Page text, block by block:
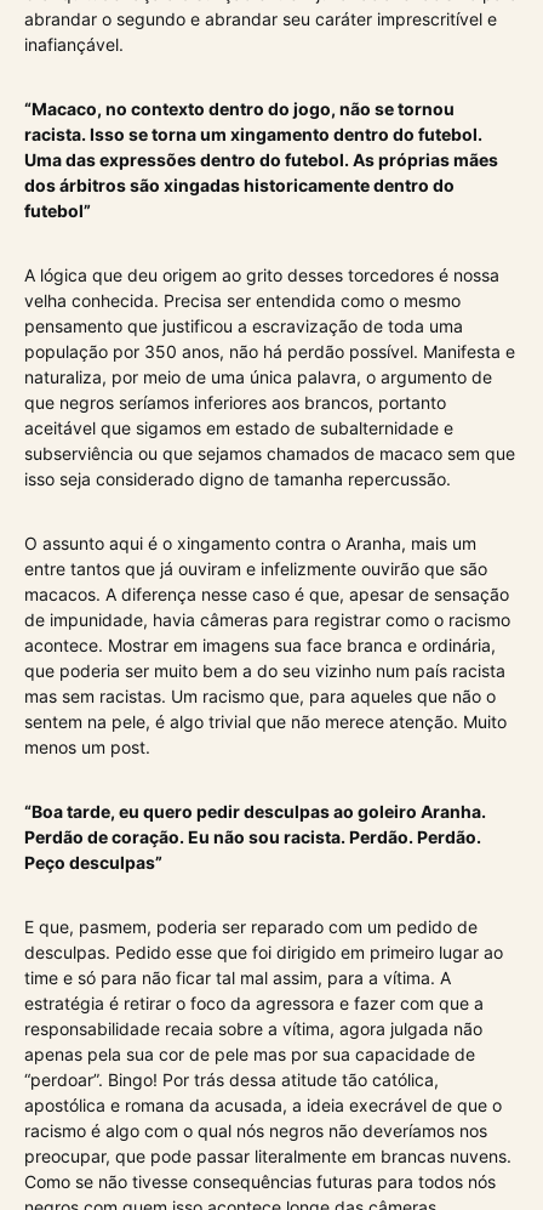
abrandar o segundo e abrandar seu caráter imprescritível e
inafiançável.
“Macaco, no contexto dentro do jogo, não se tornou
racista. Isso se torna um xingamento dentro do futebol.
Uma das expressões dentro do futebol. As próprias mães
dos árbitros são xingadas historicamente dentro do
futebol”
A lógica que deu origem ao grito desses torcedores é nossa
velha conhecida. Precisa ser entendida como o mesmo
pensamento que justificou a escravização de toda uma
população por 350 anos, não há perdão possível. Manifesta e
naturaliza, por meio de uma única palavra, o argumento de
que negros seríamos inferiores aos brancos, portanto
aceitável que sigamos em estado de subalternidade e
subserviência ou que sejamos chamados de macaco sem que
isso seja considerado digno de tamanha repercussão.
O assunto aqui é o xingamento contra o Aranha, mais um
entre tantos que já ouviram e infelizmente ouvirão que são
macacos. A diferença nesse caso é que, apesar de sensação
de impunidade, havia câmeras para registrar como o racismo
acontece. Mostrar em imagens sua face branca e ordinária,
que poderia ser muito bem a do seu vizinho num país racista
mas sem racistas. Um racismo que, para aqueles que não o
sentem na pele, é algo trivial que não merece atenção. Muito
menos um post.
“Boa tarde, eu quero pedir desculpas ao goleiro Aranha.
Perdão de coração. Eu não sou racista. Perdão. Perdão.
Peço desculpas”
E que, pasmem, poderia ser reparado com um pedido de
desculpas. Pedido esse que foi dirigido em primeiro lugar ao
time e só para não ficar tal mal assim, para a vítima. A
estratégia é retirar o foco da agressora e fazer com que a
responsabilidade recaia sobre a vítima, agora julgada não
apenas pela sua cor de pele mas por sua capacidade de
“perdoar”. Bingo! Por trás dessa atitude tão católica,
apostólica e romana da acusada, a ideia execrável de que o
racismo é algo com o qual nós negros não deveríamos nos
preocupar, que pode passar literalmente em brancas nuvens.
Como se não tivesse consequências futuras para todos nós